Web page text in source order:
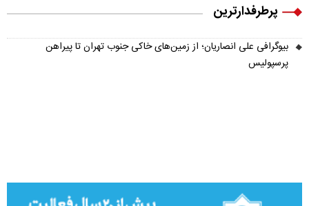
پرطرفدارترین
بیوگرافی علی انصاریان؛ از زمین‌های خاکی جنوب تهران تا پیراهن
پرسپولیس